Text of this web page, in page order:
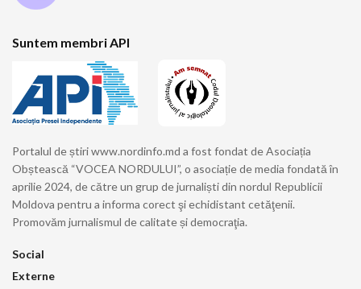
Suntem membri API
Portalul de știri www.nordinfo.md a fost fondat de Asociația
Obștească “VOCEA NORDULUI”, o asociație de media fondată în
aprilie 2024, de către un grup de jurnaliști din nordul Republicii
Moldova pentru a informa corect şi echidistant cetăţenii.
Promovăm jurnalismul de calitate și democraţia.
Social
Externe